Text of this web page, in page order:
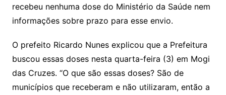
recebeu nenhuma dose do Ministério da Saúde nem
informações sobre prazo para esse envio.
O prefeito Ricardo Nunes explicou que a Prefeitura
buscou essas doses nesta quarta-feira (3) em Mogi
das Cruzes. “O que são essas doses? São de
municípios que receberam e não utilizaram, então a